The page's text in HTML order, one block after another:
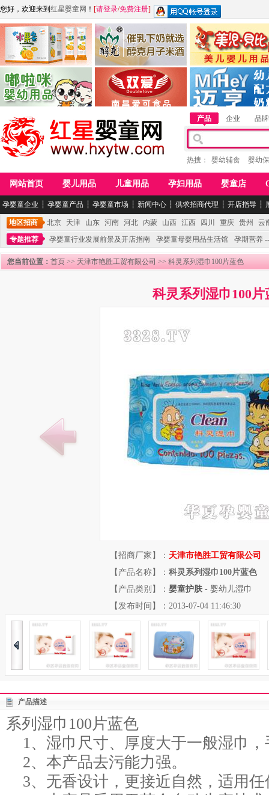
您好，欢迎来到 红星婴童网 ！ [请登录/免费注册]
江西麦嘟嘟食品有限公司
青岛嘟啦咪婴幼儿用品公司
江西醇之客月子米酒 惠州市美儿婴儿用品
湖南迈亨母婴用品有限
产品 企业 品牌
热搜： 婴幼辅食 婴幼
网站首页 婴儿用品 儿童用品 孕妇用品 婴童店
孕婴童企业 ┆ 孕婴童产品 ┆ 孕婴童市场 ┆ 新闻中心 ┆ 供求招商代理 ┆ 开店指导 ┆
地区招商 北京 天津 山东 河南 河北 内蒙 山西 江西 四川 重庆 贵州
云
专题推荐
孕婴童行业发展前景及开店指南 孕婴童母婴用品生活馆 孕期营养
您当前位置： 首页 >> 天津市艳胜工贸有限公司 >> 科灵系列湿巾100片蓝色
科灵系列湿巾100片
【招商厂家】： 天津市艳胜工贸有限公司
【产品名称】： 科灵系列湿巾100片蓝色
【产品类别】： 婴童护肤 - 婴幼儿湿巾
【发布时间】：2013-07-04 11:46:30
产品描述
系列湿巾100片蓝色
1、湿巾尺寸、厚度大于一般湿巾，
2、本产品去污能力强。
3、无香设计，更接近自然，适用任